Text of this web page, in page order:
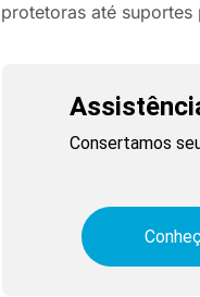
protetoras até
Consertamos